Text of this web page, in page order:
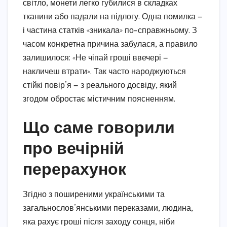
світло, монети легко губилися в складках
тканини або падали на підлогу. Одна помилка —
і частина статків «зникала» по-справжньому. З
часом конкретна причина забулася, а правило
залишилося: «Не чіпай гроші ввечері —
накличеш втрати». Так часто народжуються
стійкі повір’я — з реального досвіду, який
згодом обростає містичним поясненням.
Що саме говорили
про вечірній
перерахунок
Згідно з поширеними українськими та
загальнослов’янськими переказами, людина,
яка рахує гроші після заходу сонця, ніби